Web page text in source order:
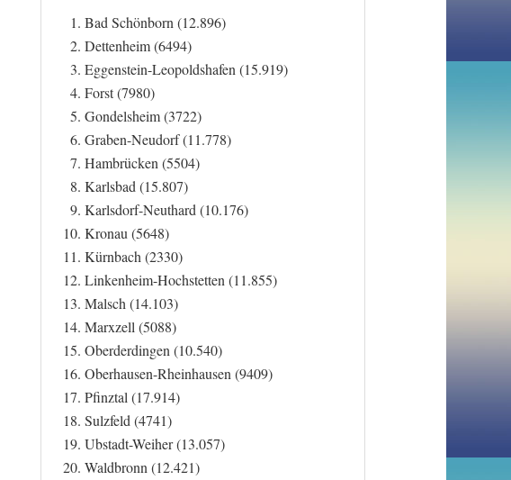
Bad Schönborn (12.896)
Dettenheim (6494)
Eggenstein-Leopoldshafen (15.919)
Forst (7980)
Gondelsheim (3722)
Graben-Neudorf (11.778)
Hambrücken (5504)
Karlsbad (15.807)
Karlsdorf-Neuthard (10.176)
Kronau (5648)
Kürnbach (2330)
Linkenheim-Hochstetten (11.855)
Malsch (14.103)
Marxzell (5088)
Oberderdingen (10.540)
Oberhausen-Rheinhausen (9409)
Pfinztal (17.914)
Sulzfeld (4741)
Ubstadt-Weiher (13.057)
Waldbronn (12.421)